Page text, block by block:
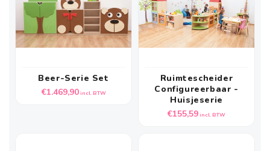
Beer-Serie Set
Normale
€1.469,90incl. BTW
Ruimtescheider
Configureerbaar -
Huisjeserie
Normale
€155,59incl. BTW